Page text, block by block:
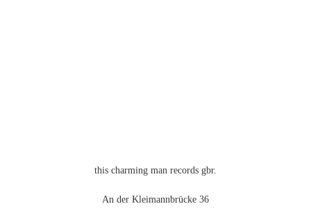
this charming man records gbr.
An der Kleimannbrücke 36